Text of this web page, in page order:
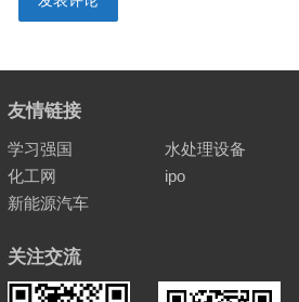
友情链接
学习强国 水处理设备
化工网
ipo
新能源汽车
关注交流